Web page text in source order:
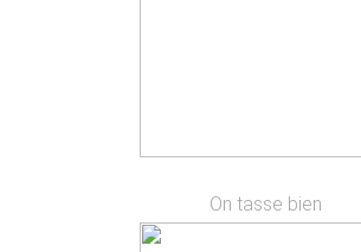
On tasse bien